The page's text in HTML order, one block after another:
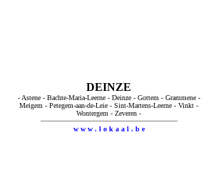
DEINZE
- Astene - Bachte-Maria-Leerne - Deinze - Gottem - Grammene -
Meigem - Petegem-aan-de-Leie - Sint-Martens-Leerne - Vinkt -
Wontergem - Zeveren -
w w w . l o k a a l . b e